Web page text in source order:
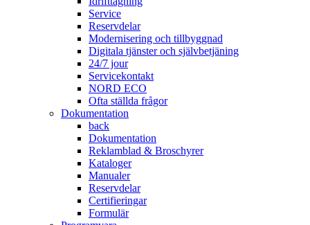
Service
Reservdelar
Modernisering och tillbyggnad
Digitala tjänster och självbetjäning
24/7 jour
Servicekontakt
NORD ECO
Ofta ställda frågor
Dokumentation
back
Dokumentation
Reklamblad & Broschyrer
Kataloger
Manualer
Reservdelar
Certifieringar
Formulär